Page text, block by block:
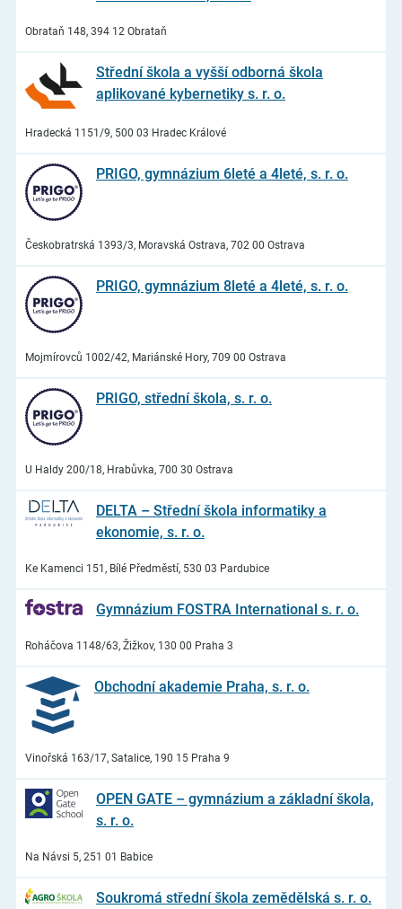
Obrataň 148, 394 12 Obrataň
Střední škola a vyšší odborná škola
aplikované kybernetiky s. r. o.
Hradecká 1151/9, 500 03 Hradec Králové
PRIGO, gymnázium 6leté a 4leté, s. r. o.
Českobratrská 1393/3, Moravská Ostrava, 702 00 Ostrava
PRIGO, gymnázium 8leté a 4leté, s. r. o.
Mojmírovců 1002/42, Mariánské Hory, 709 00 Ostrava
PRIGO, střední škola, s. r. o.
U Haldy 200/18, Hrabůvka, 700 30 Ostrava
DELTA – Střední škola informatiky a
ekonomie, s. r. o.
Ke Kamenci 151, Bílé Předměstí, 530 03 Pardubice
Gymnázium FOSTRA International s. r. o.
Roháčova 1148/63, Žižkov, 130 00 Praha 3
Obchodní akademie Praha, s. r. o.
Vinořská 163/17, Satalice, 190 15 Praha 9
OPEN GATE – gymnázium a základní škola,
s. r. o.
Na Návsi 5, 251 01 Babice
Soukromá střední škola zemědělská s. r. o.